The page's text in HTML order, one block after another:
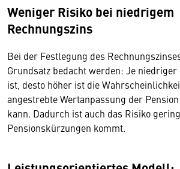
Weniger Risiko bei niedrigem
Rechnungszins
Bei der Festlegung des
Grundsatz bedacht werden: Je
ist, desto höher ist die
angestrebte Wertanpassung der
kann. Dadurch ist auch das Risiko
Pensionskürzungen kommt.